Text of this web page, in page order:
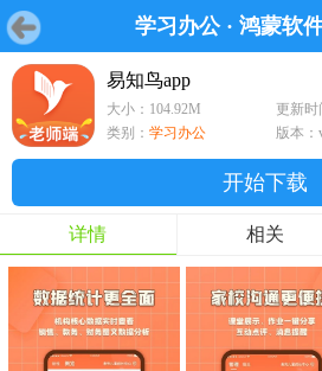
学习办公· 鸿蒙软
首页 游戏
首页 游戏 软件 鸿蒙
游戏
鸿蒙
软件
易知鸟app
大小：104.92M
更新时
类别： 学习办公 版本：
开始下载
详情 相关